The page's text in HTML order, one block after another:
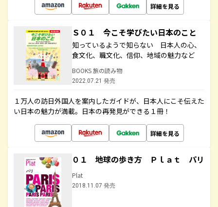
詳細を見る
Ｓ０１ 今こそ学びたい日本のこと
知っているようで知らない 日本人の心、
食文化、職文化、信仰、地域の魅力など
BOOKS 旅の読み物
2022.07.21 発売
１万人の訪日外国人を案内したガイドが、日本人にこそ伝えた
い日本の魅力が満載。日本の再発見ができる１冊！
詳細を見る
０１ 地球の歩き方 Ｐｌａｔ パリ
Plat
2018.11.07 発売